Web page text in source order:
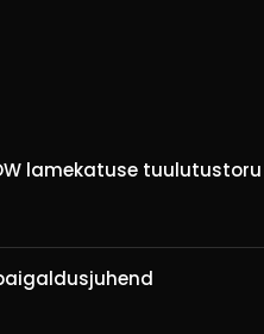
lamekatuse tuulutustoru